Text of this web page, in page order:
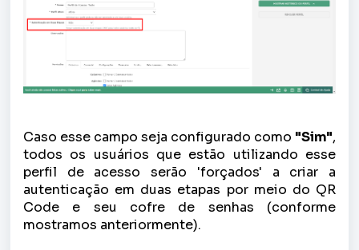
Caso esse campo seja configurado como "Sim",
todos os usuários que estão utilizando esse
perfil de acesso serão 'forçados' a criar a
autenticação em duas etapas por meio do QR
Code e seu cofre de senhas (conforme
mostramos anteriormente).